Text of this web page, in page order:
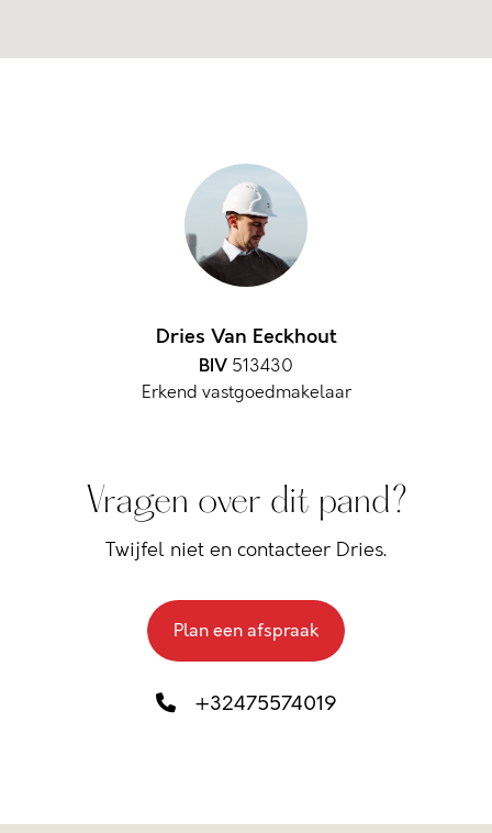
Dries Van Eeckhout
BIV 513430
Erkend vastgoedmakelaar
Vragen over dit pand?
Twijfel niet en contacteer Dries.
Plan een afspraak
+32475574019